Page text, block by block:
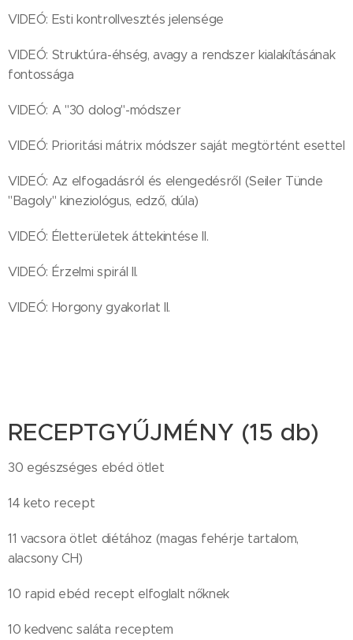
VIDEÓ: Esti kontrollvesztés jelensége
VIDEÓ: Struktúra-éhség, avagy a rendszer kialakításának
fontossága
VIDEÓ: A "30 dolog"-módszer
VIDEÓ: Prioritási mátrix módszer saját megtörtént esettel
VIDEÓ: Az elfogadásról és elengedésről (Seiler Tünde
"Bagoly" kineziológus, edző, dúla)
VIDEÓ: Életterületek áttekintése II.
VIDEÓ: Érzelmi spirál II.
VIDEÓ: Horgony gyakorlat II.
RECEPTGYŰJMÉNY (15 db)
30 egészséges ebéd ötlet
14 keto recept
11 vacsora ötlet diétához (magas fehérje tartalom,
alacsony CH)
10 rapid ebéd recept elfoglalt nőknek
10 kedvenc saláta receptem